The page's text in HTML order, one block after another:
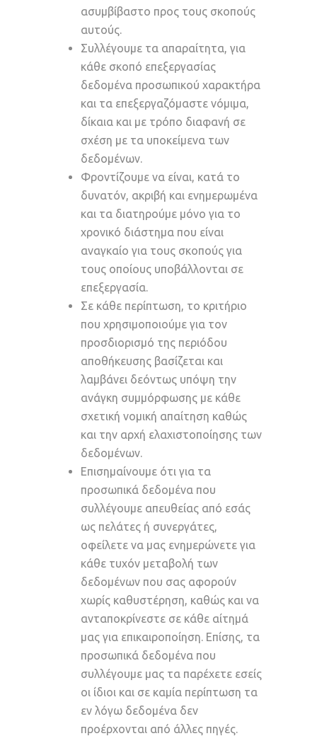
ασυμβίβαστο προς τους σκοπούς
αυτούς.
Συλλέγουμε τα απαραίτητα, για
κάθε σκοπό επεξεργασίας
δεδομένα προσωπικού χαρακτήρα
και τα επεξεργαζόμαστε νόμιμα,
δίκαια και με τρόπο διαφανή σε
σχέση με τα υποκείμενα των
δεδομένων.
Φροντίζουμε να είναι, κατά το
δυνατόν, ακριβή και ενημερωμένα
και τα διατηρούμε μόνο για το
χρονικό διάστημα που είναι
αναγκαίο για τους σκοπούς για
τους οποίους υποβάλλονται σε
επεξεργασία.
Σε κάθε περίπτωση, το κριτήριο
που χρησιμοποιούμε για τον
προσδιορισμό της περιόδου
αποθήκευσης βασίζεται και
λαμβάνει δεόντως υπόψη την
ανάγκη συμμόρφωσης με κάθε
σχετική νομική απαίτηση καθώς
και την αρχή ελαχιστοποίησης των
δεδομένων.
Επισημαίνουμε ότι για τα
προσωπικά δεδομένα που
συλλέγουμε απευθείας από εσάς
ως πελάτες ή συνεργάτες,
οφείλετε να μας ενημερώνετε για
κάθε τυχόν μεταβολή των
δεδομένων που σας αφορούν
χωρίς καθυστέρηση, καθώς και να
ανταποκρίνεστε σε κάθε αίτημά
μας για επικαιροποίηση. Επίσης, τα
προσωπικά δεδομένα που
συλλέγουμε μας τα παρέχετε εσείς
οι ίδιοι και σε καμία περίπτωση τα
εν λόγω δεδομένα δεν
προέρχονται από άλλες πηγές.